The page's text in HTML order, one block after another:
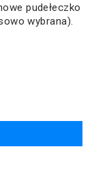
pudełeczko
wybrana).